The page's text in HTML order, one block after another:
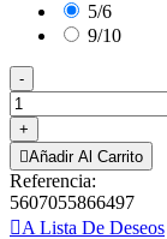
5/6
9/10
-
+
Añadir Al Carrito
Referencia:
5607055866497
A Lista De Deseos